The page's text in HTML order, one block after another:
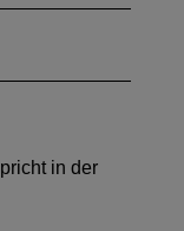
in der